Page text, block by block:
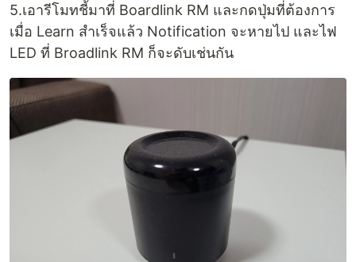
5.เอารีโมทชี้มาที่ Boardlink RM และกดปุ่มที่ต้องการ
เมื่อ Learn สำเร็จแล้ว Notification จะหายไป และไฟ
LED ที่ Broadlink RM ก็จะดับเช่นกัน